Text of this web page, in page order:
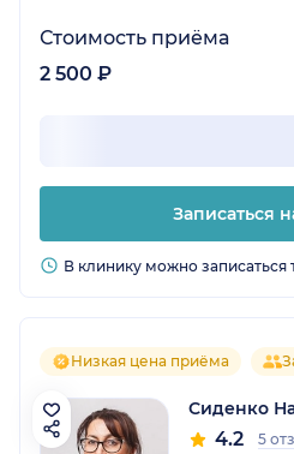
Стоимость приёма
2 500 ₽
Записаться
В клинику можно записаться
Низкая цена приёма
Сиденко
4.2
5